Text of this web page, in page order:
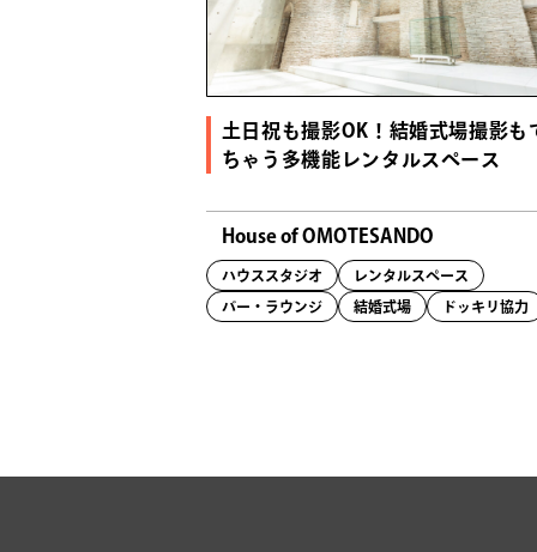
土日祝も撮影OK！結婚式場撮影も
ちゃう多機能レンタルスペース
House of OMOTESANDO
ハウススタジオ レンタルスペース
バー・ラウンジ 結婚式場 ドッキリ協力